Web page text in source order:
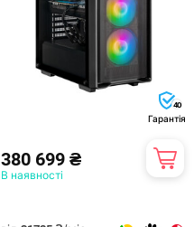
40
Гарантія
380 699 ₴
В наявності